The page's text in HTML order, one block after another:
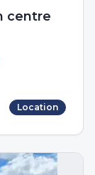
centre
Location